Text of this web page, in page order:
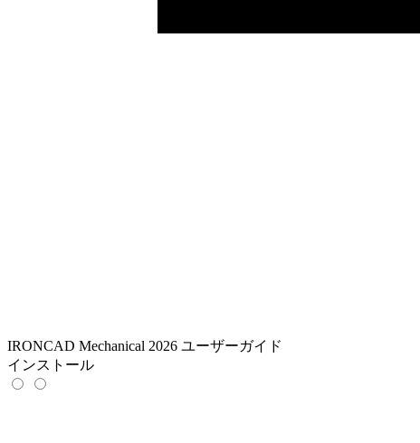
IRONCAD Mechanical 2026 ユーザーガイド
インストール